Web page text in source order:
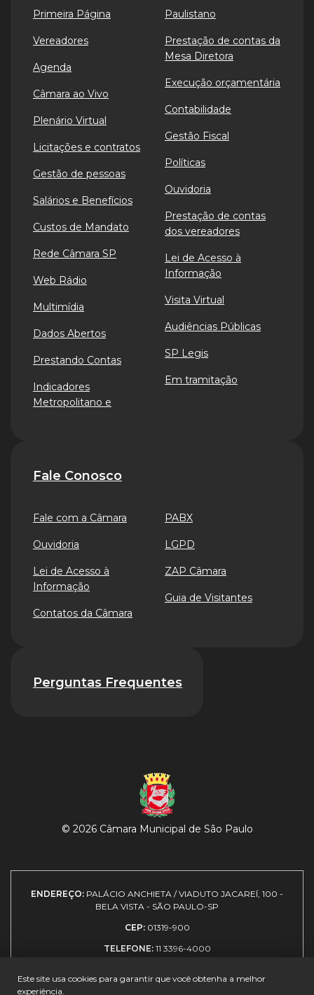
Primeira Página
Vereadores
Agenda
Câmara ao Vivo
Plenário Virtual
Licitações e contratos
Gestão de pessoas
Salários e Benefícios
Custos de Mandato
Rede Câmara SP
Web Rádio
Multimídia
Dados Abertos
Prestando Contas
Indicadores
Metropolitano e
Paulistano
Prestação de contas da
Mesa Diretora
Execução orçamentária
Contabilidade
Gestão Fiscal
Políticas
Ouvidoria
Prestação de contas
dos vereadores
Lei de Acesso à
Informação
Visita Virtual
Audiências Públicas
SP Legis
Em tramitação
Fale Conosco
Fale com a Câmara
Ouvidoria
Lei de Acesso à
Informação
Contatos da Câmara
PABX
LGPD
ZAP Câmara
Guia de Visitantes
Perguntas Frequentes
© 2026 Câmara Municipal de São Paulo
ENDEREÇO: PALÁCIO ANCHIETA / VIADUTO JACAREÍ, 100 -
BELA VISTA - SÃO PAULO-SP
CEP: 01319-900
TELEFONE: 11 3396-4000
Este site usa cookies para garantir que você obtenha a melhor
experiência.